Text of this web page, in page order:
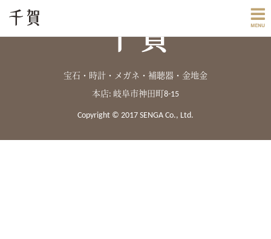
宝石・時計・メガネ・補聴器・金地金
本店: 岐阜市神田町8-15
Copyright © 2017 SENGA Co., Ltd.